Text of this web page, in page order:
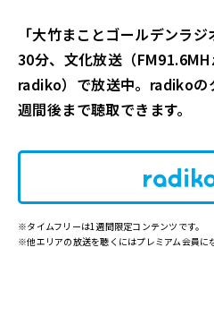
「大竹まことゴールデンラ
30分、文化放送（
radiko）で放送中。radikoの
週間後まで聴取できます。
※タイムフリーは1週間限定コンテンツです。
※他エリアの放送を聴くにはプレミアム会員に